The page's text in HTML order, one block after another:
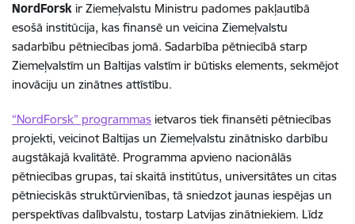
NordForsk ir Ziemeļvalstu Ministru padomes pakļautībā
esošā institūcija, kas finansē un veicina Ziemeļvalstu
sadarbību pētniecības jomā. Sadarbība pētniecībā starp
Ziemeļvalstīm un Baltijas valstīm ir būtisks elements, sekmējot
inovāciju un zinātnes attīstību.
“NordForsk” programmas ietvaros tiek finansēti pētniecības
projekti, veicinot Baltijas un Ziemeļvalstu zinātnisko darbību
augstākajā kvalitātē. Programma apvieno nacionālās
pētniecības grupas, tai skaitā institūtus, universitātes un citas
pētnieciskās struktūrvienības, tā sniedzot jaunas iespējas un
perspektīvas dalībvalstu, tostarp Latvijas zinātniekiem. Līdz